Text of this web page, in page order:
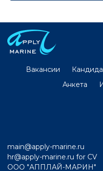
Вакансии
Анкета
main@apply-marine.ru
hr@apply-marine.ru for CV
ООО "АППЛАЙ-МАРИН"